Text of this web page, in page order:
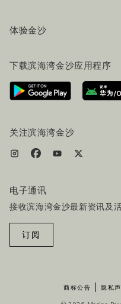
工作机会
联系我们
体验金沙
行程规划
路线指引
服务设施
下载滨海湾金沙应用程序
关注滨海湾金沙
电子通讯
接收滨海湾金沙最新资讯及
订阅
商标公告 隐私